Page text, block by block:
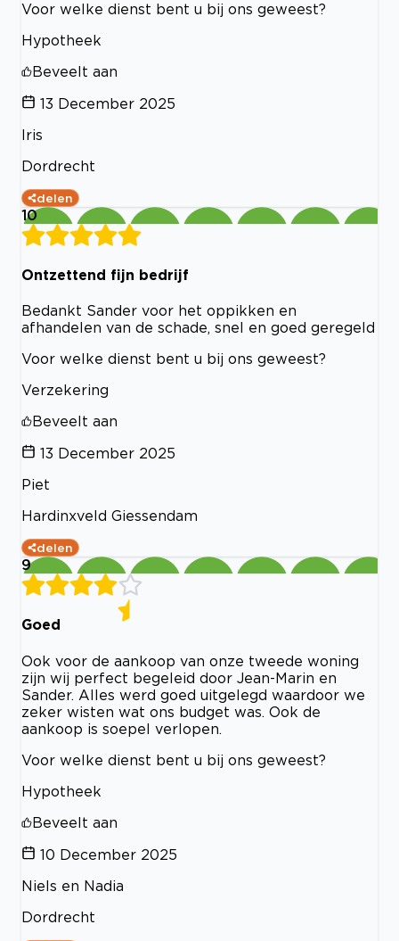
Voor welke dienst bent u bij ons geweest?
Hypotheek
Beveelt aan
13 December 2025
Iris
Dordrecht
delen
10
Ontzettend fijn bedrijf
Bedankt Sander voor het oppikken en
afhandelen van de schade, snel en goed geregeld
Voor welke dienst bent u bij ons geweest?
Verzekering
Beveelt aan
13 December 2025
Piet
Hardinxveld Giessendam
delen
9
Goed
Ook voor de aankoop van onze tweede woning
zijn wij perfect begeleid door Jean-Marin en
Sander. Alles werd goed uitgelegd waardoor we
zeker wisten wat ons budget was. Ook de
aankoop is soepel verlopen.
Voor welke dienst bent u bij ons geweest?
Hypotheek
Beveelt aan
10 December 2025
Niels en Nadia
Dordrecht